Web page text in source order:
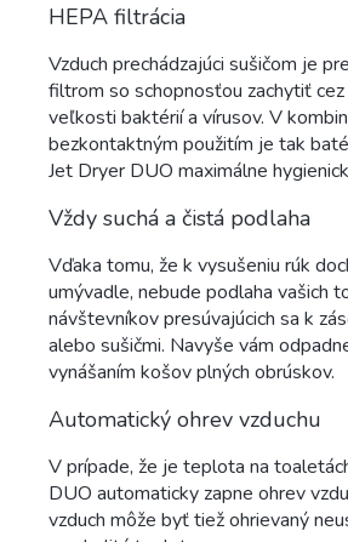
HEPA filtrácia
Vzduch prechádzajúci sušičom je
filtrom so schopnosťou zachytiť
veľkosti baktérií a vírusov. V
bezkontaktným použitím je tak
Jet Dryer DUO maximálne
Vždy suchá a čistá podlaha
Vďaka tomu, že k vysušeniu rúk
umývadle, nebude podlaha vašich
návštevníkov presúvajúcich sa k
alebo sušičmi. Navyše vám
vynášaním košov plných obrúskov.
Automatický ohrev vzduchu
V prípade, že je teplota na
DUO automaticky zapne ohrev
vzduch môže byť tiež ohrievaný